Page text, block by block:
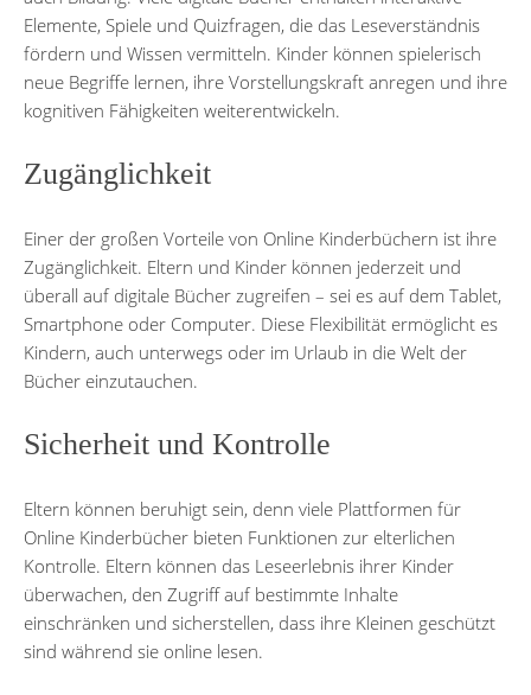
Elemente, Spiele und Quizfragen, die das Leseverständnis
fördern und Wissen vermitteln. Kinder können spielerisch
neue Begriffe lernen, ihre Vorstellungskraft anregen und ihre
kognitiven Fähigkeiten weiterentwickeln.
Zugänglichkeit
Einer der großen Vorteile von Online Kinderbüchern ist ihre
Zugänglichkeit. Eltern und Kinder können jederzeit und
überall auf digitale Bücher zugreifen – sei es auf dem Tablet,
Smartphone oder Computer. Diese Flexibilität ermöglicht es
Kindern, auch unterwegs oder im Urlaub in die Welt der
Bücher einzutauchen.
Sicherheit und Kontrolle
Eltern können beruhigt sein, denn viele Plattformen für
Online Kinderbücher bieten Funktionen zur elterlichen
Kontrolle. Eltern können das Leseerlebnis ihrer Kinder
überwachen, den Zugriff auf bestimmte Inhalte
einschränken und sicherstellen, dass ihre Kleinen geschützt
sind während sie online lesen.